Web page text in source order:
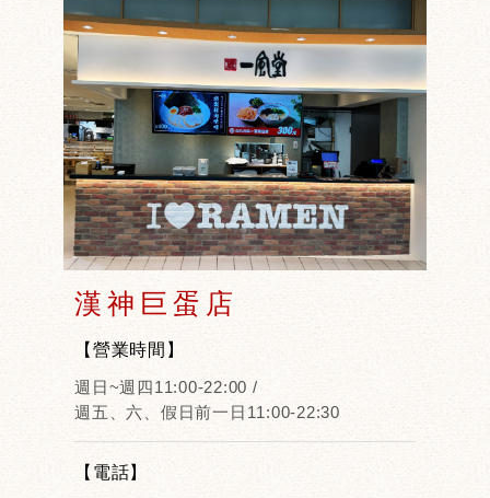
漢神巨蛋店
【營業時間】
週日~週四11:00-22:00 /
週五、六、假日前一日11:00-22:30
【電話】